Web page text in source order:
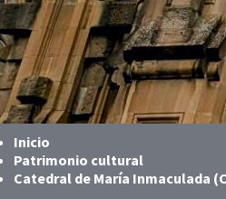
Inicio
Patrimonio cultural
Catedral de María Inmaculada